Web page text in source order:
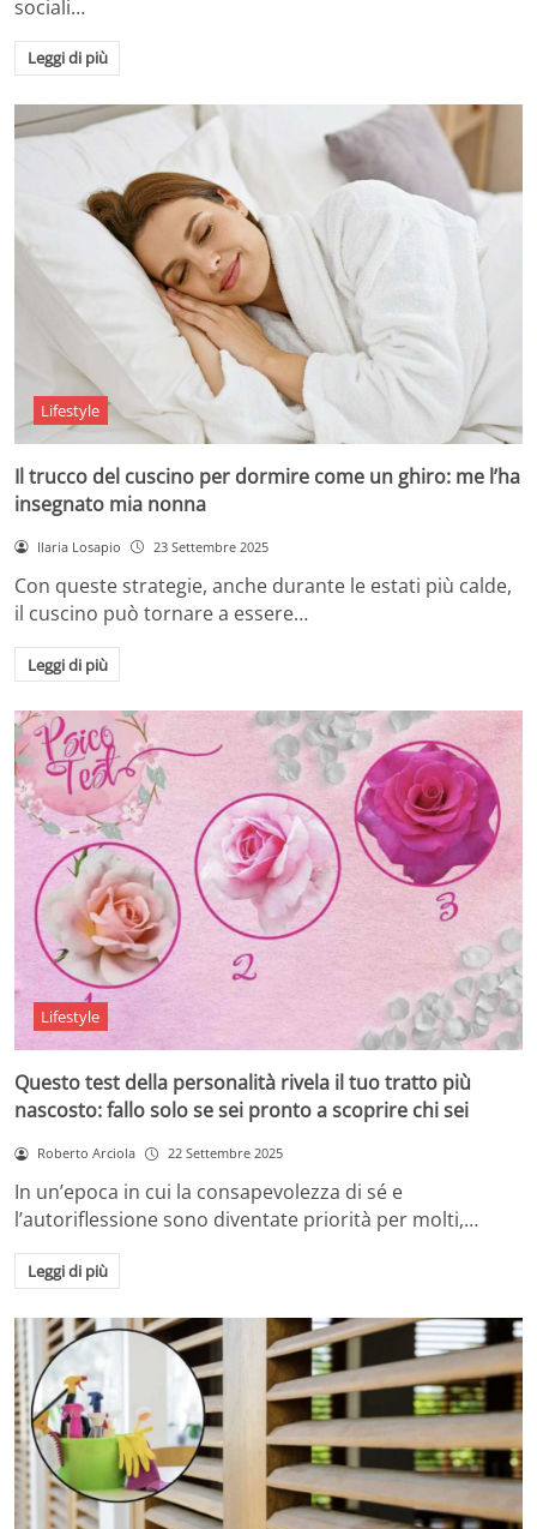
sociali…
Leggi di più
Lifestyle
Il trucco del cuscino per dormire come un ghiro: me l’ha
insegnato mia nonna
Ilaria Losapio 23 Settembre 2025
Con queste strategie, anche durante le estati più calde,
il cuscino può tornare a essere…
Leggi di più
Lifestyle
Questo test della personalità rivela il tuo tratto più
nascosto: fallo solo se sei pronto a scoprire chi sei
Roberto Arciola 22 Settembre 2025
In un’epoca in cui la consapevolezza di sé e
l’autoriflessione sono diventate priorità per molti,…
Leggi di più